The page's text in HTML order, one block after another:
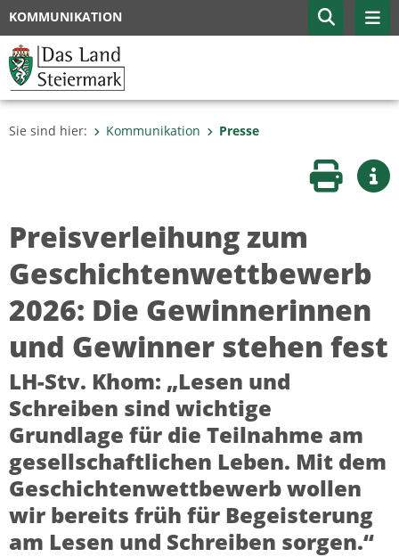
KOMMUNIKATION
Sie sind hier: Kommunikation Presse
Seite
Preisverleihung zum
Geschichtenwettbewerb
2026: Die Gewinnerinnen
und Gewinner stehen fest
LH-Stv. Khom: „Lesen und
Schreiben sind wichtige
Grundlage für die Teilnahme am
gesellschaftlichen Leben. Mit dem
Geschichtenwettbewerb wollen
wir bereits früh für Begeisterung
am Lesen und Schreiben sorgen.“